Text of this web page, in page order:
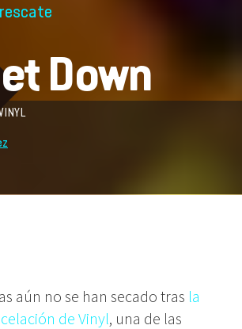
Down
aún no se han secado tras la
de Vinyl, una de las